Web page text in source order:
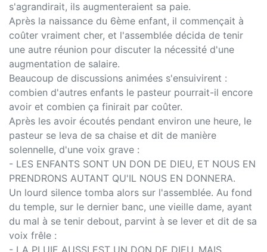
s'agrandirait, ils augmenteraient sa paie.
Après la naissance du 6ème enfant, il commençait à
coûter vraiment cher, et l'assemblée décida de tenir
une autre réunion pour discuter la nécessité d'une
augmentation de salaire.
Beaucoup de discussions animées s'ensuivirent :
combien d'autres enfants le pasteur pourrait-il encore
avoir et combien ça finirait par coûter.
Après les avoir écoutés pendant environ une heure, le
pasteur se leva de sa chaise et dit de manière
solennelle, d'une voix grave :
- LES ENFANTS SONT UN DON DE DIEU, ET NOUS EN
PRENDRONS AUTANT QU'IL NOUS EN DONNERA.
Un lourd silence tomba alors sur l'assemblée. Au fond
du temple, sur le dernier banc, une vieille dame, ayant
du mal à se tenir debout, parvint à se lever et dit de sa
voix frêle :­­­­­­­­­
- LA PLUIE AUSSI EST UN DON DE DIEU, MAIS